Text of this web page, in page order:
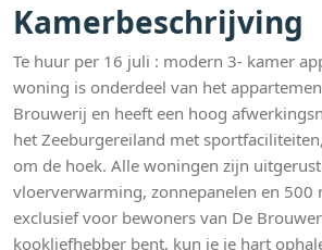
Kamerbeschrijving
Te huur per 16 juli : modern 3- kamer
woning is onderdeel van het
Brouwerij en heeft een hoog
het Zeeburgereiland met
om de hoek. Alle woningen zijn
vloerverwarming, zonnepanelen en 500
exclusief voor bewoners van De
kookliefhebber bent, kun je je hart